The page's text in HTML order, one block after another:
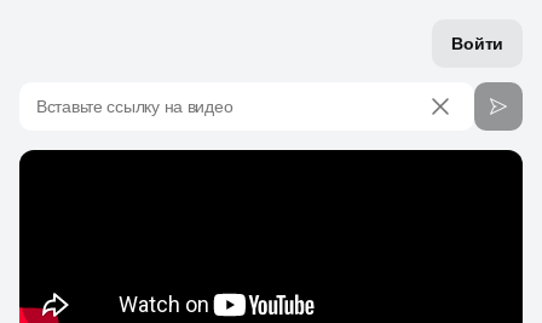
Войти
Вставьте ссылку на видео